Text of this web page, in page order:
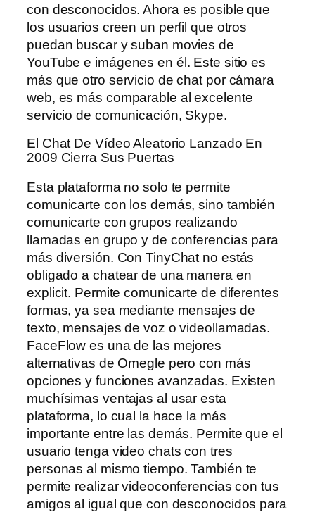
con desconocidos. Ahora es posible que
los usuarios creen un perfil que otros
puedan buscar y suban movies de
YouTube e imágenes en él. Este sitio es
más que otro servicio de chat por cámara
web, es más comparable al excelente
servicio de comunicación, Skype.
El Chat De Vídeo Aleatorio Lanzado En
2009 Cierra Sus Puertas
Esta plataforma no solo te permite
comunicarte con los demás, sino también
comunicarte con grupos realizando
llamadas en grupo y de conferencias para
más diversión. Con TinyChat no estás
obligado a chatear de una manera en
explicit. Permite comunicarte de diferentes
formas, ya sea mediante mensajes de
texto, mensajes de voz o videollamadas.
FaceFlow es una de las mejores
alternativas de Omegle pero con más
opciones y funciones avanzadas. Existen
muchísimas ventajas al usar esta
plataforma, lo cual la hace la más
importante entre las demás. Permite que el
usuario tenga video chats con tres
personas al mismo tiempo. También te
permite realizar videoconferencias con tus
amigos al igual que con desconocidos para